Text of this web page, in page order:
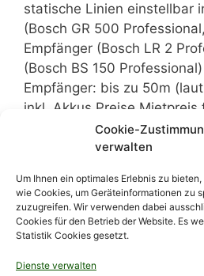
Cookie-
verwalten
Um Ihnen ein optimales Erlebnis zu
wie Cookies, um Geräteinformationen zu
zuzugreifen. Wir verwenden dabei
Cookies für den Betrieb der Website. Es
Statistik Cookies gesetzt.
Dienste verwalten
statische Linien einstellbar
(Bosch GR 500
Empfänger (Bosch LR 2
(Bosch BS 150
Empfänger: bis zu 50m
inkl. Akkus Preise Mietpreis
Weiterlesen